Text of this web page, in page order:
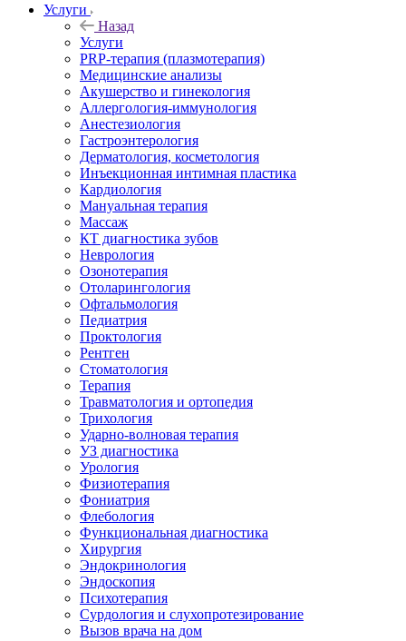
Услуги
Назад
Услуги
PRP-терапия (плазмотерапия)
Медицинские анализы
Акушерство и гинекология
Аллергология-иммунология
Анестезиология
Гастроэнтерология
Дерматология, косметология
Инъекционная интимная пластика
Кардиология
Мануальная терапия
Массаж
КТ диагностика зубов
Неврология
Озонотерапия
Отоларингология
Офтальмология
Педиатрия
Проктология
Рентген
Стоматология
Терапия
Травматология и ортопедия
Трихология
Ударно-волновая терапия
УЗ диагностика
Урология
Физиотерапия
Фониатрия
Флебология
Функциональная диагностика
Хирургия
Эндокринология
Эндоскопия
Психотерапия
Сурдология и слухопротезирование
Вызов врача на дом